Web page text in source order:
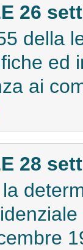
26
della
ed
ai
28